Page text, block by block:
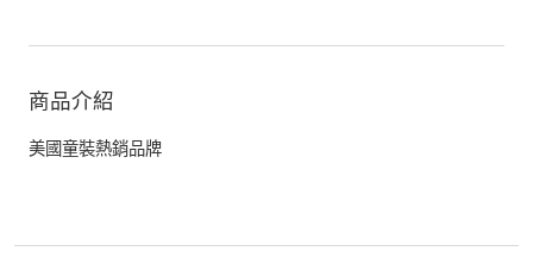
商品介紹
美國童裝熱銷品牌